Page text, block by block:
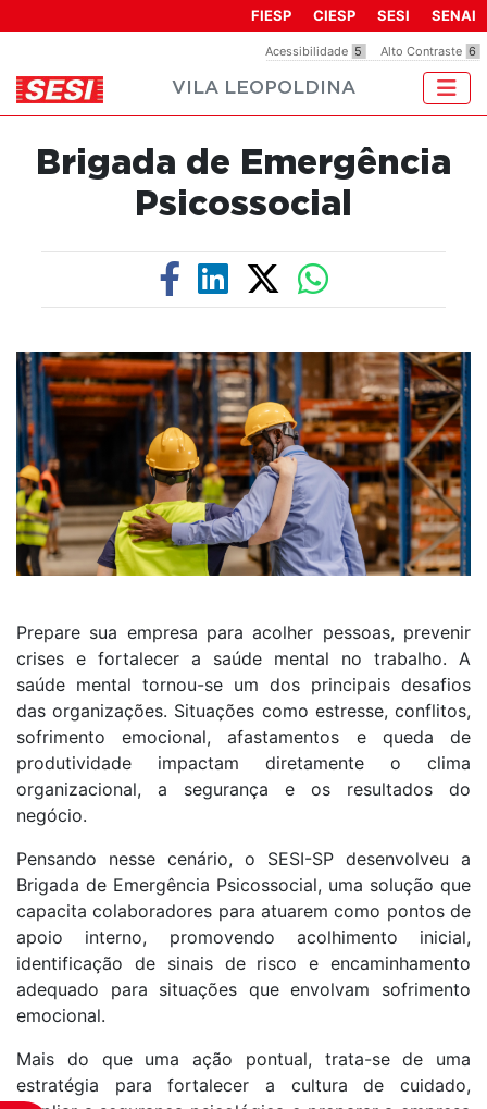
inclui
um
sistema
Acessibilidade 5 Alto Contraste 6
FIESP CIESP SESI SENAI
VILA LEOPOLDINA
Brigada de Emergência
Psicossocial
Prepare sua empresa para acolher pessoas, prevenir
crises e fortalecer a saúde mental no trabalho. A
saúde mental tornou-se um dos principais desafios
das organizações. Situações como estresse, conflitos,
sofrimento emocional, afastamentos e queda de
produtividade impactam diretamente o clima
organizacional, a segurança e os resultados do
negócio.
Pensando nesse cenário, o SESI-SP desenvolveu a
Brigada de Emergência Psicossocial, uma solução que
capacita colaboradores para atuarem como pontos de
apoio interno, promovendo acolhimento inicial,
identificação de sinais de risco e encaminhamento
adequado para situações que envolvam sofrimento
emocional.
Mais do que uma ação pontual, trata-se de uma
estratégia para fortalecer a cultura de cuidado,